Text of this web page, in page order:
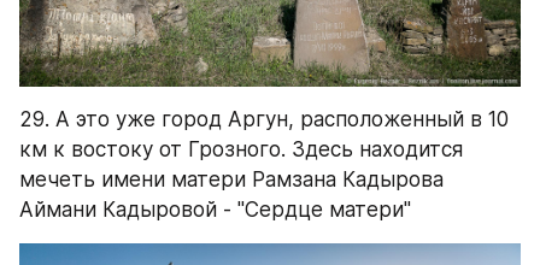
29. А это уже город Аргун, расположенный в 10
км к востоку от Грозного. Здесь находится
мечеть имени матери Рамзана Кадырова
Аймани Кадыровой - "Сердце матери"